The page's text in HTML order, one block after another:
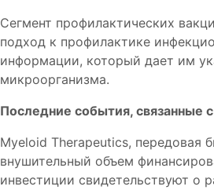
Сегмент профилактических
подход к профилактике
информации, который дает им
микроорганизма.
Последние события, связанные
Myeloid Therapeutics, передовая
внушительный объем
инвестиции свидетельствуют о